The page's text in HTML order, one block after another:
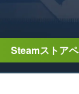
Steamストア